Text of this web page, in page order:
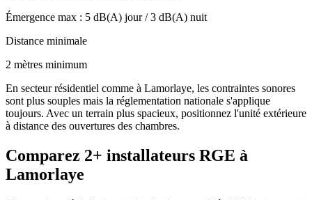
Émergence max : 5 dB(A) jour /3 dB(A) nuit
Distance minimale
2 mètres minimum
En secteur résidentiel comme à Lamorlaye, les contraintes sonores
sont plus souples mais la réglementation nationale s'applique
toujours. Avec un terrain plus spacieux, positionnez l'unité extérieure
à distance des ouvertures des chambres.
Comparez 2+ installateurs RGE à
Lamorlaye